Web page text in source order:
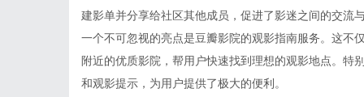
建影单并分享给社区其他成员，促进了影迷之间的交流
一个不可忽视的亮点是豆瓣影院的观影指南服务。这不
附近的优质影院，帮用户快速找到理想的观影地点。特
和观影提示，为用户提供了极大的便利。